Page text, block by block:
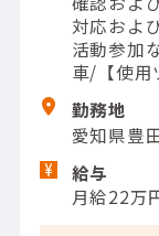
対応およ
活動参加
車/【使用
勤務地
愛知県豊
給与
月給22万